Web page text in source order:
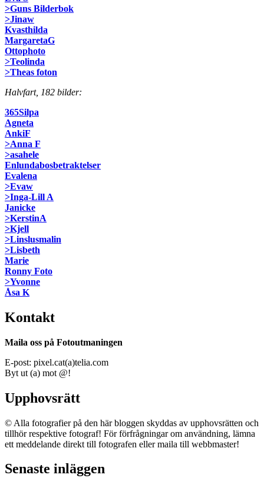
>Guns Bilderbok
>Jinaw
Kvasthilda
MargaretaG
Ottophoto
>Teolinda
>Theas foton
Halvfart, 182 bilder:
365Silpa
Agneta
AnkiF
>Anna F
>asahele
Enlundabosbetraktelser
Evalena
>Evaw
>Inga-Lill A
Janicke
>KerstinA
>Kjell
>Linslusmalin
>Lisbeth
Marie
Ronny Foto
>Yvonne
Åsa K
Kontakt
Maila oss på Fotoutmaningen
E-post: pixel.cat(a)telia.com
Byt ut (a) mot @!
Upphovsrätt
© Alla fotografier på den här bloggen skyddas av upphovsrätten och
tillhör respektive fotograf! För förfrågningar om användning, lämna
ett meddelande direkt till fotografen eller maila till webbmaster!
Senaste inläggen